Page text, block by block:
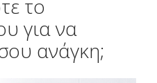
το
για να
ανάγκη;